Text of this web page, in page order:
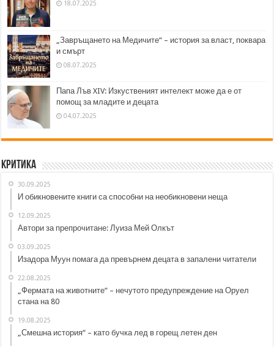
18.07.2025
„Завръщането на Медичите“ – история за власт, поквара
и смърт
08.07.2025
Папа Лъв XIV: Изкуственият интелект може да е от
помощ за младите и децата
04.07.2025
Критика
30.09.2025
И обикновените книги са способни на необикновени неща
12.09.2025
Автори за препрочитане: Луиза Мей Олкът
03.09.2025
Изадора Муун помага да превърнем децата в запалени читатели
22.08.2025
„Фермата на животните“ – нечутото предупреждение на Оруел
стана на 80
19.08.2025
„Смешна история“ – като бучка лед в горещ летен ден